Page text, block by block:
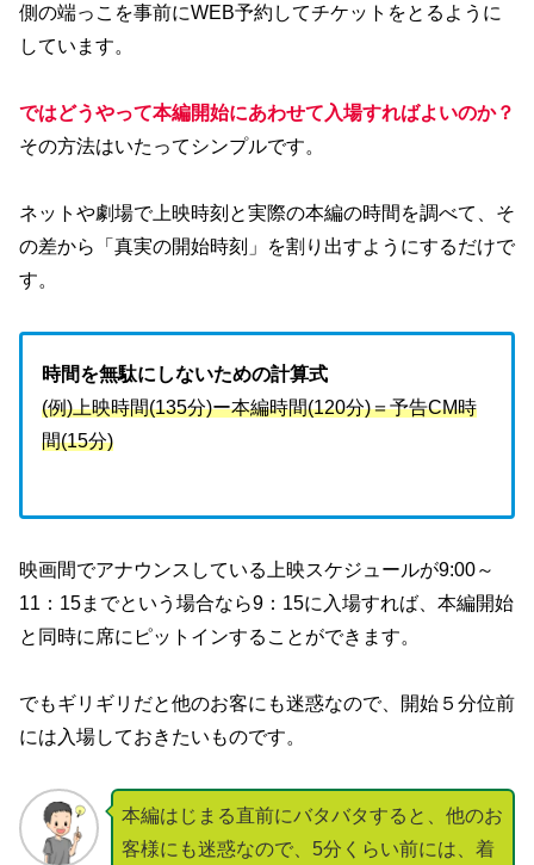
側の端っこを事前にWEB予約してチケットをとるように
しています。
ではどうやって本編開始にあわせて入場すればよいのか？
その方法はいたってシンプルです。
ネットや劇場で上映時刻と実際の本編の時間を調べて、そ
の差から「真実の開始時刻」を割り出すようにするだけで
す。
時間を無駄にしないための計算式
(例)上映時間(135分)ー本編時間(120分)＝予告CM時
間(15分)
映画間でアナウンスしている上映スケジュールが9:00～
11：15までという場合なら9：15に入場すれば、本編開始
と同時に席にピットインすることができます。
でもギリギリだと他のお客にも迷惑なので、開始５分位前
には入場しておきたいものです。
本編はじまる直前にバタバタすると、他のお
客様にも迷惑なので、5分くらい前には、着